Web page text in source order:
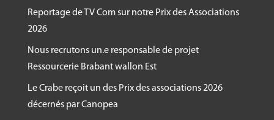
Reportage de TV Com sur notre Prix des Associations
2026
Nous recrutons un.e responsable de projet
Ressourcerie Brabant wallon Est
Le Crabe reçoit un des Prix des associations 2026
décernés par Canopea